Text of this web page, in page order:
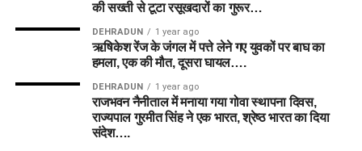
की सख्ती से टूटा रसूखदारों का गुरूर…
DEHRADUN 1 year ago
ऋषिकेश रेंज के जंगल में पत्ते लेने गए युवकों पर बाघ का
हमला, एक की मौत, दूसरा घायल….
DEHRADUN 1 year ago
राजभवन नैनीताल में मनाया गया गोवा स्थापना दिवस,
राज्यपाल गुरमीत सिंह ने एक भारत, श्रेष्ठ भारत का दिया
संदेश….